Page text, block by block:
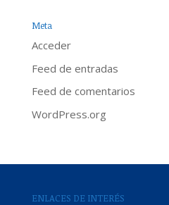
Meta
Acceder
Feed de entradas
Feed de comentarios
WordPress.org
ENLACES DE INTERÉS